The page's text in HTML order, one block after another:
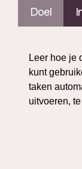
Doel
Leer hoe je
kunt
taken
uitvoeren,